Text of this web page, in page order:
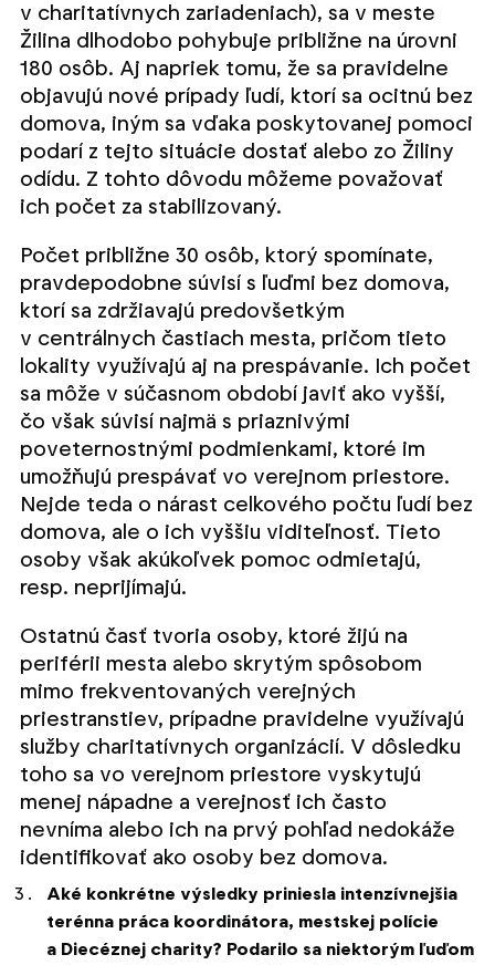
v charitatívnych zariadeniach), sa v meste
Žilina dlhodobo pohybuje približne na úrovni
180 osôb. Aj napriek tomu, že sa pravidelne
objavujú nové prípady ľudí, ktorí sa ocitnú bez
domova, iným sa vďaka poskytovanej pomoci
podarí z tejto situácie dostať alebo zo Žiliny
odídu. Z tohto dôvodu môžeme považovať
ich počet za stabilizovaný.
Počet približne 30 osôb, ktorý spomínate,
pravdepodobne súvisí s ľuďmi bez domova,
ktorí sa zdržiavajú predovšetkým
v centrálnych častiach mesta, pričom tieto
lokality využívajú aj na prespávanie. Ich počet
sa môže v súčasnom období javiť ako vyšší,
čo však súvisí najmä s priaznivými
poveternostnými podmienkami, ktoré im
umožňujú prespávať vo verejnom priestore.
Nejde teda o nárast celkového počtu ľudí bez
domova, ale o ich vyššiu viditeľnosť. Tieto
osoby však akúkoľvek pomoc odmietajú,
resp. neprijímajú.
Ostatnú časť tvoria osoby, ktoré žijú na
periférii mesta alebo skrytým spôsobom
mimo frekventovaných verejných
priestranstiev, prípadne pravidelne využívajú
služby charitatívnych organizácií. V dôsledku
toho sa vo verejnom priestore vyskytujú
menej nápadne a verejnosť ich často
nevníma alebo ich na prvý pohľad nedokáže
identifikovať ako osoby bez domova.
Aké konkrétne výsledky priniesla intenzívnejšia
terénna práca koordinátora, mestskej polície
a Diecéznej charity? Podarilo sa niektorým ľuďom